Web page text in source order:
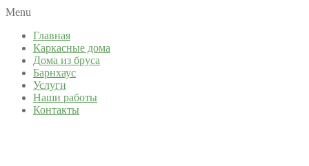
Menu
Главная
Каркасные дома
Дома из бруса
Барнхаус
Услуги
Наши работы
Контакты